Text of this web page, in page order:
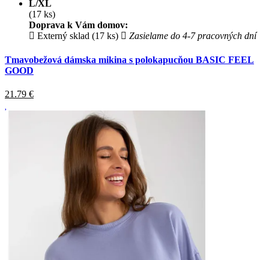
L/XL
(17 ks)
Doprava k Vám domov:
Externý sklad (17 ks)
Zasielame do 4-7 pracovných dní
Tmavobežová dámska mikina s polokapucňou BASIC FEEL
GOOD
21.79 €